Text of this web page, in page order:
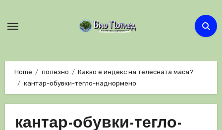
Home полезно
Какво е индекс на телесната маса?
кантар-обувки-тегло-наднормено
кантар-обувки-тегло-